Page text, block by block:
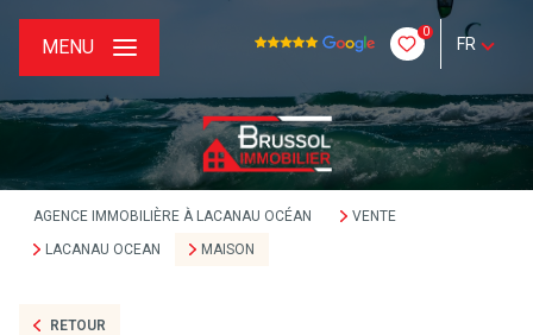
0
FR
MENU
AGENCE IMMOBILIÈRE À LACANAU OCÉAN
VENTE
LACANAU OCEAN
MAISON
RETOUR